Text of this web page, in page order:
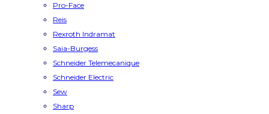
Pro-Face
Reis
Rexroth Indramat
Saia-Burgess
Schneider Telemecanique
Schneider Electric
Sew
Sharp